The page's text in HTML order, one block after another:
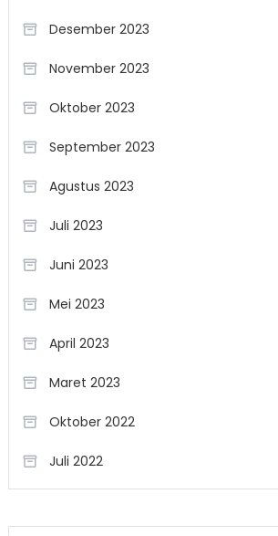
Desember 2023
November 2023
Oktober 2023
September 2023
Agustus 2023
Juli 2023
Juni 2023
Mei 2023
April 2023
Maret 2023
Oktober 2022
Juli 2022